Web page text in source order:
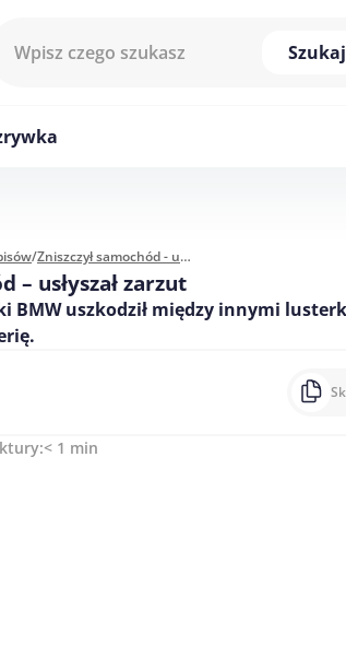
Szukaj
/ Zniszczył samochód - usłyszał zarzut
– usłyszał zarzut
BMW uszkodził między innymi
< 1 min